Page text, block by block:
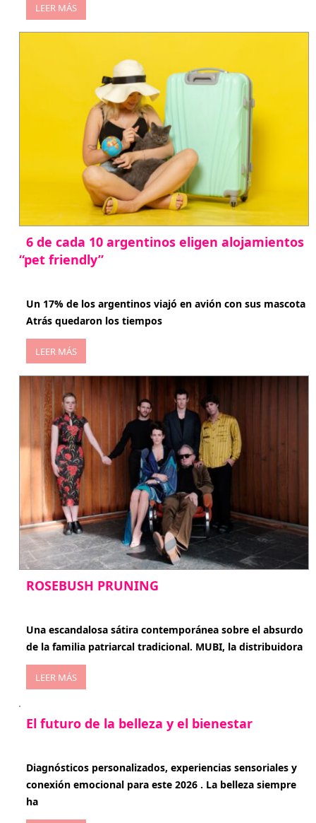
LEER MÁS
6 de cada 10 argentinos eligen alojamientos
“pet friendly”
Un 17% de los argentinos viajó en avión con sus mascota
Atrás quedaron los tiempos
LEER MÁS
ROSEBUSH PRUNING
Una escandalosa sátira contemporánea sobre el absurdo
de la familia patriarcal tradicional. MUBI, la distribuidora
LEER MÁS
El futuro de la belleza y el bienestar
Diagnósticos personalizados, experiencias sensoriales y
conexión emocional para este 2026 . La belleza siempre
ha